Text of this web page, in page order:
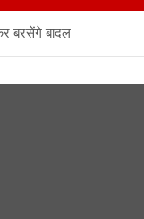
बरसेंगे बादल